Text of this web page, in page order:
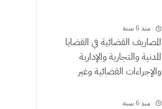
منذ 6 سنة
المصاريف القضائية في القضايا
المدنية والتجارية والإدارية
والإجراءات القضائية وغير
الموثقون
منذ 6 سنة